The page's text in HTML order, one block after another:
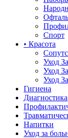
Спорт
• Красота
Уход
Уход
Уход
Гигиена
Диагностика
Напитки
Уход за